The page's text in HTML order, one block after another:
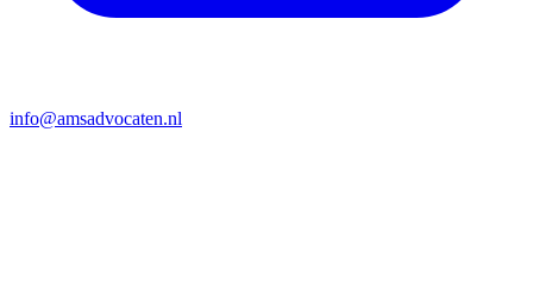
info@amsadvocaten.nl